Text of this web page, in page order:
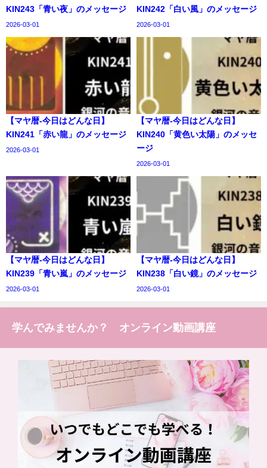
KIN243「青い夜」のメッセージ
2026-03-01
KIN242「白い風」のメッセージ
2026-03-01
【マヤ暦-今日はどんな日】
KIN241「赤い龍」のメッセージ
2026-03-01
【マヤ暦-今日はどんな日】
KIN240「黄色い太陽」のメッセ
ージ
2026-03-01
【マヤ暦-今日はどんな日】
KIN239「青い嵐」のメッセージ
2026-03-01
【マヤ暦-今日はどんな日】
KIN238「白い鏡」のメッセージ
2026-03-01
学んでみませんか？ オンライン動画講座